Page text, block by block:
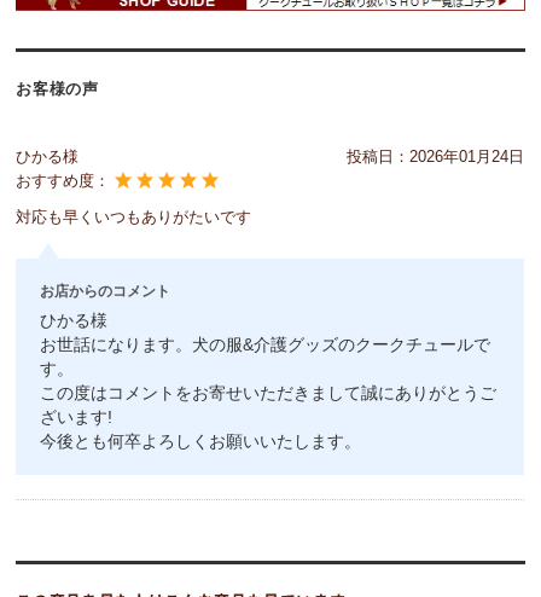
お客様の声
ひかる様 投稿日： 2026年01月24日
おすすめ度：
対応も早くいつもありがたいです
お店からのコメント
ひかる様
お世話になります。犬の服&介護グッズのクークチュールで
す。
この度はコメントをお寄せいただきまして誠にありがとうご
ざいます!
今後とも何卒よろしくお願いいたします。